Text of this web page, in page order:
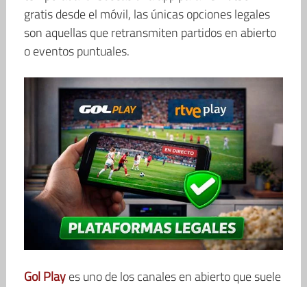
gratis desde el móvil, las únicas opciones legales
son aquellas que retransmiten partidos en abierto
o eventos puntuales.
Gol Playes uno de los canales en abierto que suele